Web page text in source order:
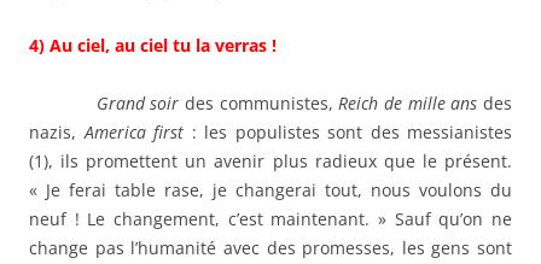
4) Au ciel, au ciel tu la verras !
Grand soir des communistes,Reich de mille ans des
nazis,America first : les populistes sont des messianistes
(1), ils promettent un avenir plus radieux que le présent.
« Je ferai table rase, je changerai tout, nous voulons du
neuf ! Le changement, c’est maintenant. » Sauf qu’on ne
change pas l’humanité avec des promesses, les gens sont